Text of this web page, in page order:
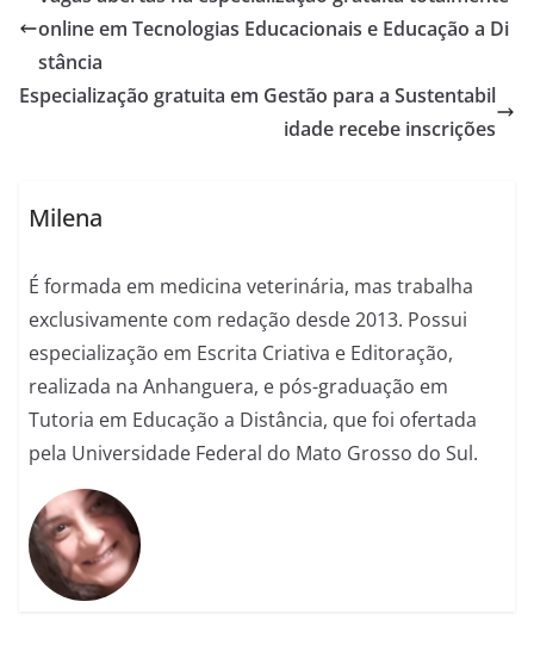
online em Tecnologias Educacionais e Educação a Di
stância
Especialização gratuita em Gestão para a Sustentabil
idade recebe inscrições
Milena
É formada em medicina veterinária, mas trabalha
exclusivamente com redação desde 2013. Possui
especialização em Escrita Criativa e Editoração,
realizada na Anhanguera, e pós-graduação em
Tutoria em Educação a Distância, que foi ofertada
pela Universidade Federal do Mato Grosso do Sul.